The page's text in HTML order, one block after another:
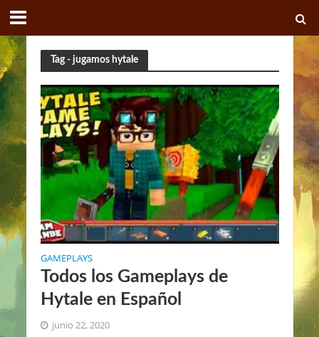
Tag - jugamos hytale
GAMEPLAYS
Todos los Gameplays de
Hytale en Español
junio 22, 2020